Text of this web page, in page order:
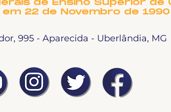
de Ensino Superior de
22 de Novembro de 1990
995 - Aparecida - Uberlândia, MG